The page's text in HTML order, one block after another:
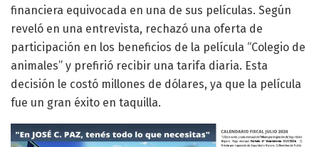
financiera equivocada en una de sus películas. Según
reveló en una entrevista, rechazó una oferta de
participación en los beneficios de la película “Colegio de
animales” y prefirió recibir una tarifa diaria. Esta
decisión le costó millones de dólares, ya que la película
fue un gran éxito en taquilla.